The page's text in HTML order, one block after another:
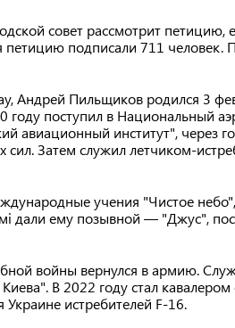
совет рассмотрит петицию,
петицию подписали 711
Андрей Пильщиков родился 3
поступил в Национальный
авиационный институт", через
сил. Затем служил летчиком-
учения "Чистое
дали ему позывной — "Джус",
войны вернулся в армию.
В 2022 году стал
Украине истребителей F-16.